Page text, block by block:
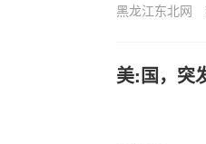
黑龙江东北网
美:国，突